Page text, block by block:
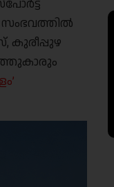
കുരീപ്പുഴ